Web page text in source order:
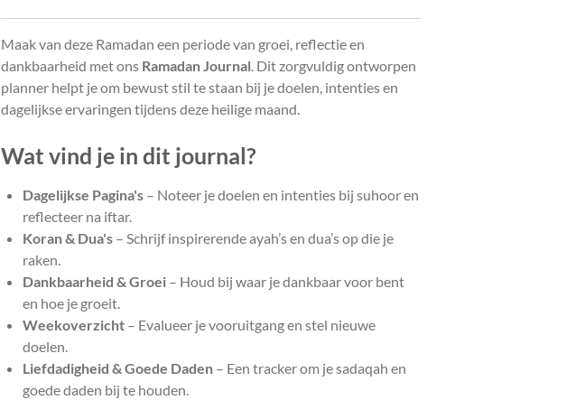
Maak van deze Ramadan een periode van groei, reflectie en
dankbaarheid met ons Ramadan Journal. Dit zorgvuldig ontworpen
planner helpt je om bewust stil te staan bij je doelen, intenties en
dagelijkse ervaringen tijdens deze heilige maand.
Wat vind je in dit journal?
Dagelijkse Pagina's – Noteer je doelen en intenties bij suhoor en
reflecteer na iftar.
Koran & Dua's – Schrijf inspirerende ayah’s en dua’s op die je
raken.
Dankbaarheid & Groei – Houd bij waar je dankbaar voor bent
en hoe je groeit.
Weekoverzicht – Evalueer je vooruitgang en stel nieuwe
doelen.
Liefdadigheid & Goede Daden – Een tracker om je sadaqah en
goede daden bij te houden.